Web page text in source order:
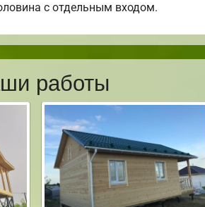
с отдельным входом.
работы